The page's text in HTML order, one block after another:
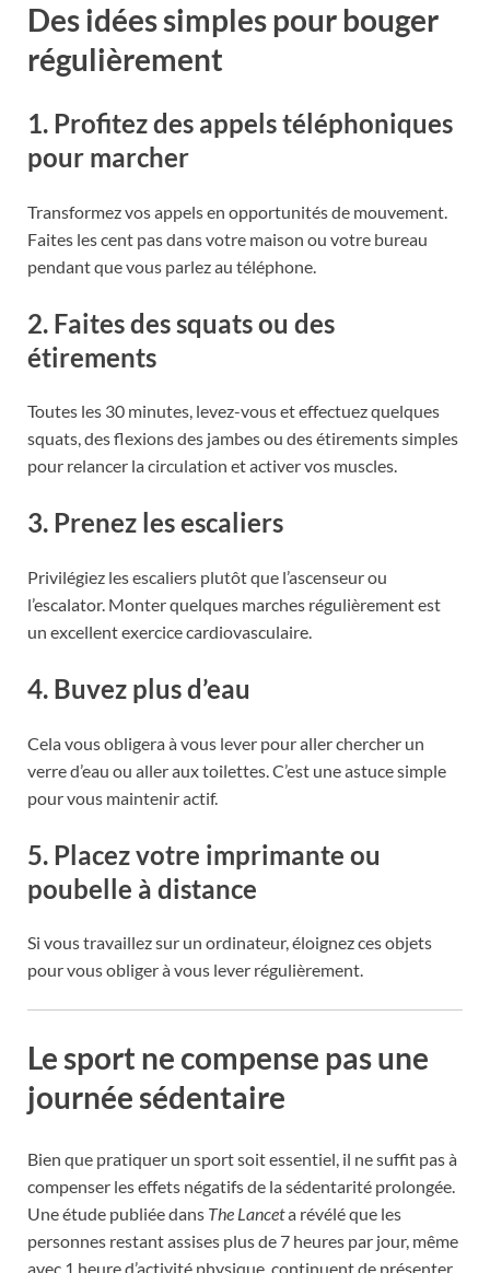
Des idées simples pour bouger
régulièrement
1. Profitez des appels téléphoniques
pour marcher
Transformez vos appels en opportunités de mouvement.
Faites les cent pas dans votre maison ou votre bureau
pendant que vous parlez au téléphone.
2. Faites des squats ou des
étirements
Toutes les 30 minutes, levez-vous et effectuez quelques
squats, des flexions des jambes ou des étirements simples
pour relancer la circulation et activer vos muscles.
3. Prenez les escaliers
Privilégiez les escaliers plutôt que l’ascenseur ou
l’escalator. Monter quelques marches régulièrement est
un excellent exercice cardiovasculaire.
4. Buvez plus d’eau
Cela vous obligera à vous lever pour aller chercher un
verre d’eau ou aller aux toilettes. C’est une astuce simple
pour vous maintenir actif.
5. Placez votre imprimante ou
poubelle à distance
Si vous travaillez sur un ordinateur, éloignez ces objets
pour vous obliger à vous lever régulièrement.
Le sport ne compense pas une
journée sédentaire
Bien que pratiquer un sport soit essentiel, il ne suffit pas à
compenser les effets négatifs de la sédentarité prolongée.
Une étude publiée dans The Lanceta révélé que les
personnes restant assises plus de 7 heures par jour, même
avec 1 heure d’activité physique, continuent de présenter